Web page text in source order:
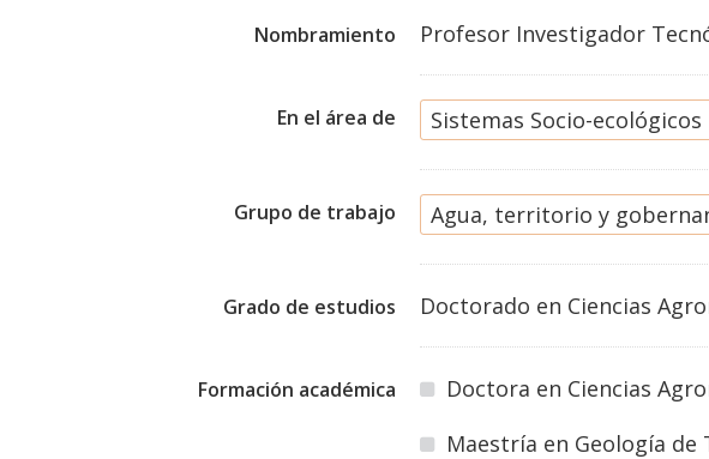
Nombramiento Profesor Investigador
En el área de Sistemas Socio-ecológicos
Grupo de trabajo Agua, territorio y
Grado de estudios Doctorado en Ciencias
Formación académica
Doctora en Ciencias
Maestría en Geología de